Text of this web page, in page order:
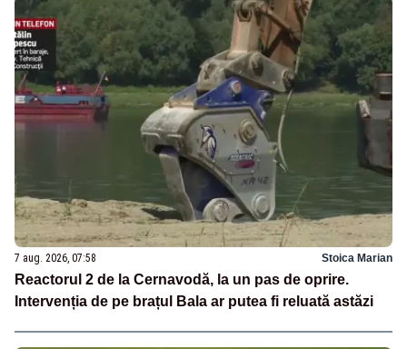
7 aug. 2026, 07:58 Stoica Marian
Reactorul 2 de la Cernavodă, la un pas de oprire.
Intervenția de pe brațul Bala ar putea fi reluată astăzi